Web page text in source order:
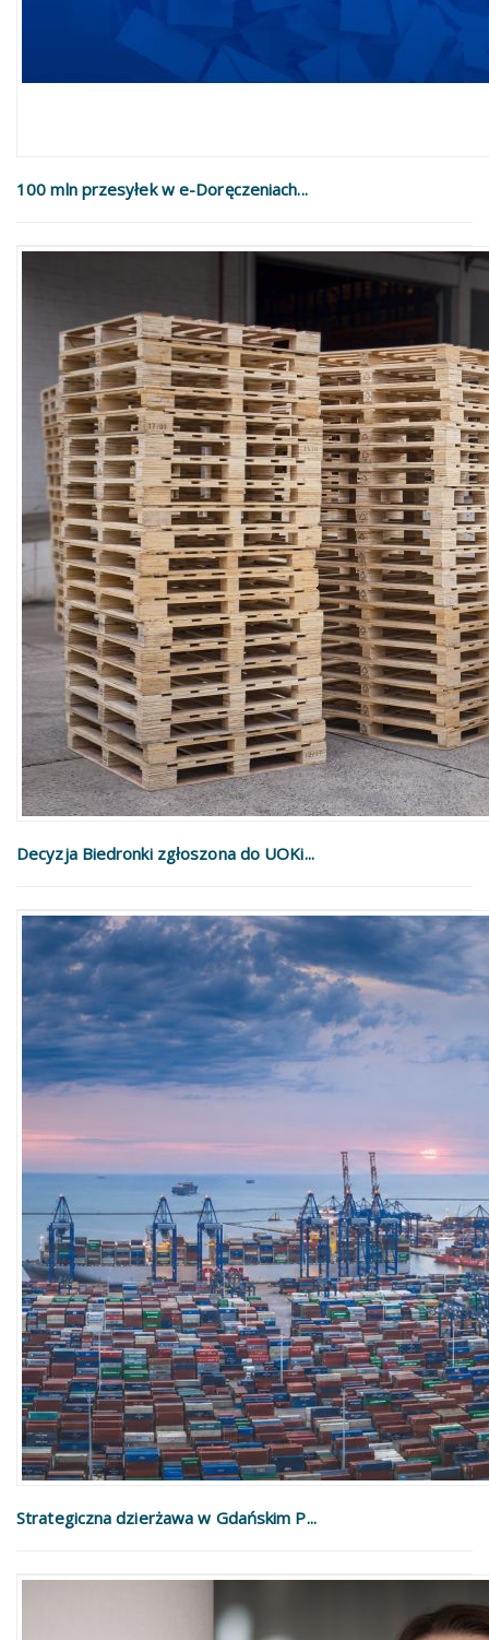
100 mln przesyłek w e-Doręczeniach...
Decyzja Biedronki zgłoszona do UOKi...
Strategiczna dzierżawa w Gdańskim P...